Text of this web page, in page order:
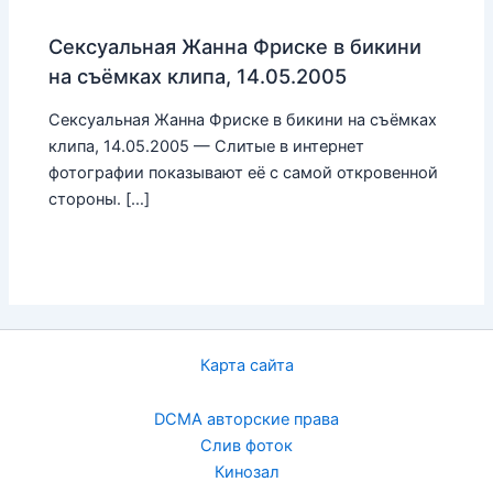
Сексуальная Жанна Фриске в бикини
на съёмках клипа, 14.05.2005
Сексуальная Жанна Фриске в бикини на съёмках
клипа, 14.05.2005 — Слитые в интернет
фотографии показывают её с самой откровенной
стороны. […]
Карта сайта
DCMA авторские права
Слив фоток
Кинозал